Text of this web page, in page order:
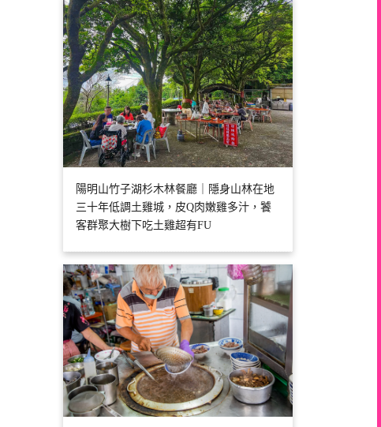
陽明山竹子湖杉木林餐廳｜隱身山林在地
三十年低調土雞城，皮Q肉嫩雞多汁，饕
客群聚大樹下吃土雞超有FU